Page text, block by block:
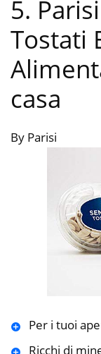
5.
Tostati
casa
By Parisi
Per i tuoi
Ricchi di